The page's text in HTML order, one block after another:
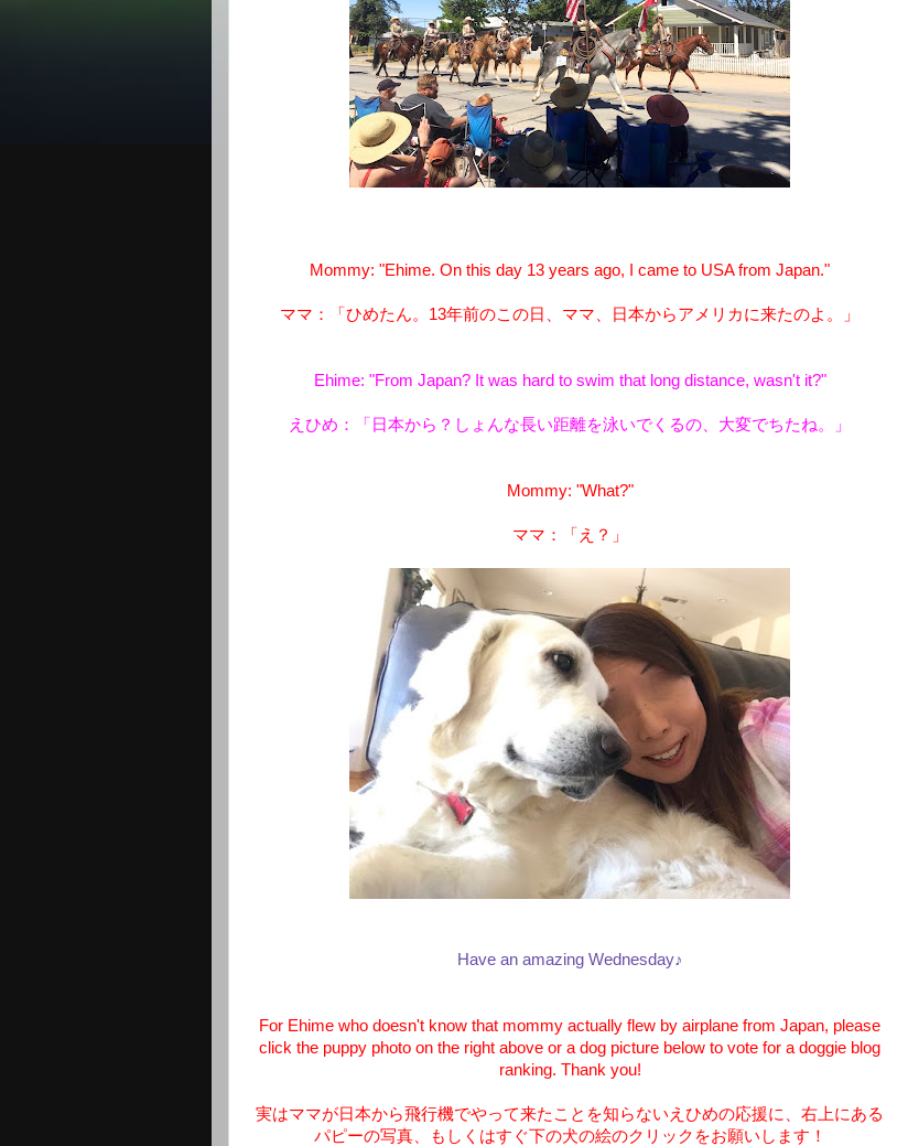
Mommy: "Ehime. On this day 13 years ago, I came to USA from Japan."
ママ：「ひめたん。13年前のこの日、ママ、日本からアメリカに来たのよ。」
Ehime: "From Japan? It was hard to swim that long distance, wasn't it?"
えひめ：「日本から？しょんな長い距離を泳いでくるの、大変でちたね。」
Mommy: "What?"
ママ：「え？」
Have an amazing Wednesday♪
For Ehime who doesn't know that mommy actually flew by airplane from Japan, please
click the puppy photo on the right above or a dog picture below to vote for a doggie blog
ranking. Thank you!
実はママが日本から飛行機でやって来たことを知らないえひめの応援に、右上にある
パピーの写真、もしくはすぐ下の犬の絵のクリックをお願いします！